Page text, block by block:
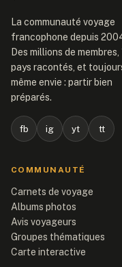
La communauté voyage
francophone depuis
Des millions de membres,
pays racontés, et
même envie : partir bien
préparés.
fb ig yt tt
COMMUNAUTÉ
Carnets de voyage
Albums photos
Avis voyageurs
Groupes thématiques
Carte interactive